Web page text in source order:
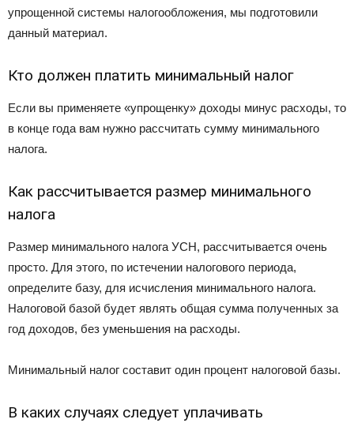
упрощенной системы налогообложения, мы подготовили
данный материал.
Кто должен платить минимальный налог
Если вы применяете «упрощенку» доходы минус расходы, то
в конце года вам нужно рассчитать сумму минимального
налога.
Как рассчитывается размер минимального
налога
Размер минимального налога УСН, рассчитывается очень
просто. Для этого, по истечении налогового периода,
определите базу, для исчисления минимального налога.
Налоговой базой будет являть общая сумма полученных за
год доходов, без уменьшения на расходы.
Минимальный налог составит один процент налоговой базы.
В каких случаях следует уплачивать